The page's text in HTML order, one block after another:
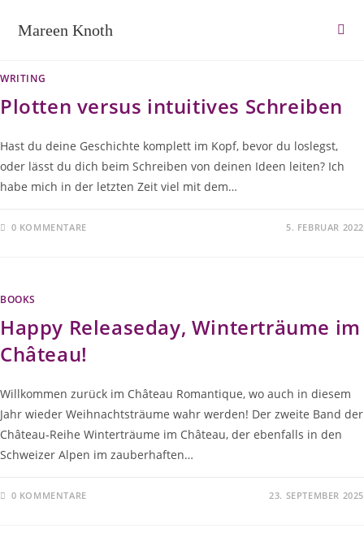
InhaltMareen Knoth
WRITING
Plotten versus intuitives Schreiben
Hast du deine Geschichte komplett im Kopf, bevor du loslegst,
oder lässt du dich beim Schreiben von deinen Ideen leiten? Ich
habe mich in der letzten Zeit viel mit dem…
0 KOMMENTARE 5. FEBRUAR 2022
BOOKS
Happy Releaseday, Winterträume im
Château!
Willkommen zurück im Château Romantique, wo auch in diesem
Jahr wieder Weihnachtsträume wahr werden! Der zweite Band der
Château-Reihe Winterträume im Château, der ebenfalls in den
Schweizer Alpen im zauberhaften…
0 KOMMENTARE 23. SEPTEMBER 2025